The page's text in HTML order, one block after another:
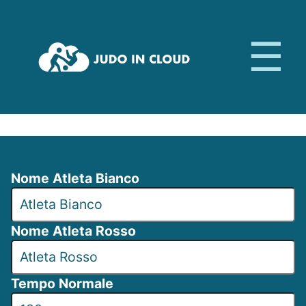
Nome Atleta Bianco
Nome Atleta Rosso
Tempo Normale